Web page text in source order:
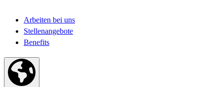
Arbeiten bei uns
Stellenangebote
Benefits